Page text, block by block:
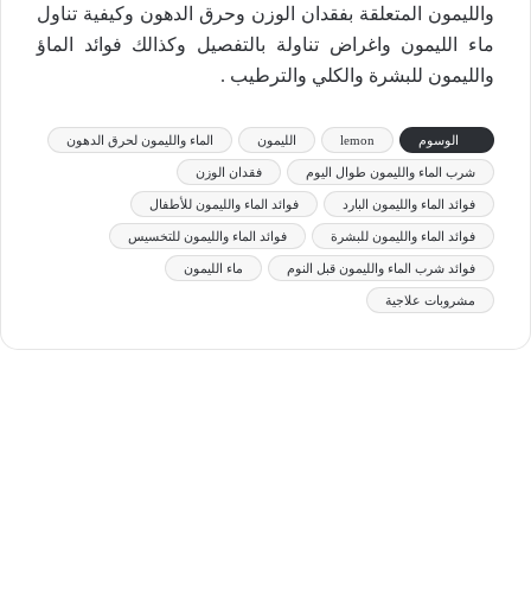
والليمون المتعلقة بفقدان الوزن وحرق الدهون وكيفية تناول
ماء الليمون واغراض تناولة بالتفصيل وكذالك فوائد الماؤ
والليمون للبشرة والكلي والترطيب .
الوسوم lemon الليمون الماء والليمون لحرق الدهون
شرب الماء والليمون طوال اليوم فقدان الوزن
فوائد الماء والليمون البارد فوائد الماء والليمون للأطفال
فوائد الماء والليمون للبشرة فوائد الماء والليمون للتخسيس
فوائد شرب الماء والليمون قبل النوم ماء الليمون
مشروبات علاجية